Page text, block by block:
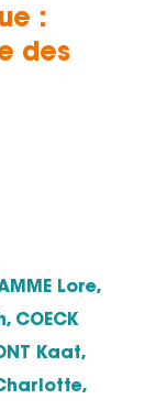
:
des
Lore,
COECK
Kaat,
Charlotte,